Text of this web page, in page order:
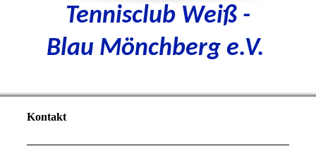
Tennisclub Weiß -
Blau Mönchberg e.V.
Kontakt